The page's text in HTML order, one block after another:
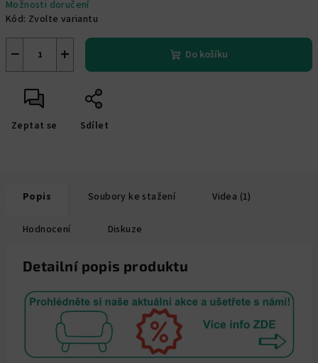
Možnosti doručení
Kód: Zvolte variantu
+
− Do košíku
Zeptat se Sdílet
Popis Soubory ke stažení Videa (1)
Hodnocení Diskuze
Detailní popis produktu